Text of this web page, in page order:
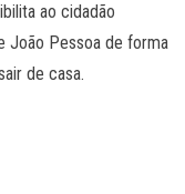
ao cidadão
João Pessoa de forma
de casa.